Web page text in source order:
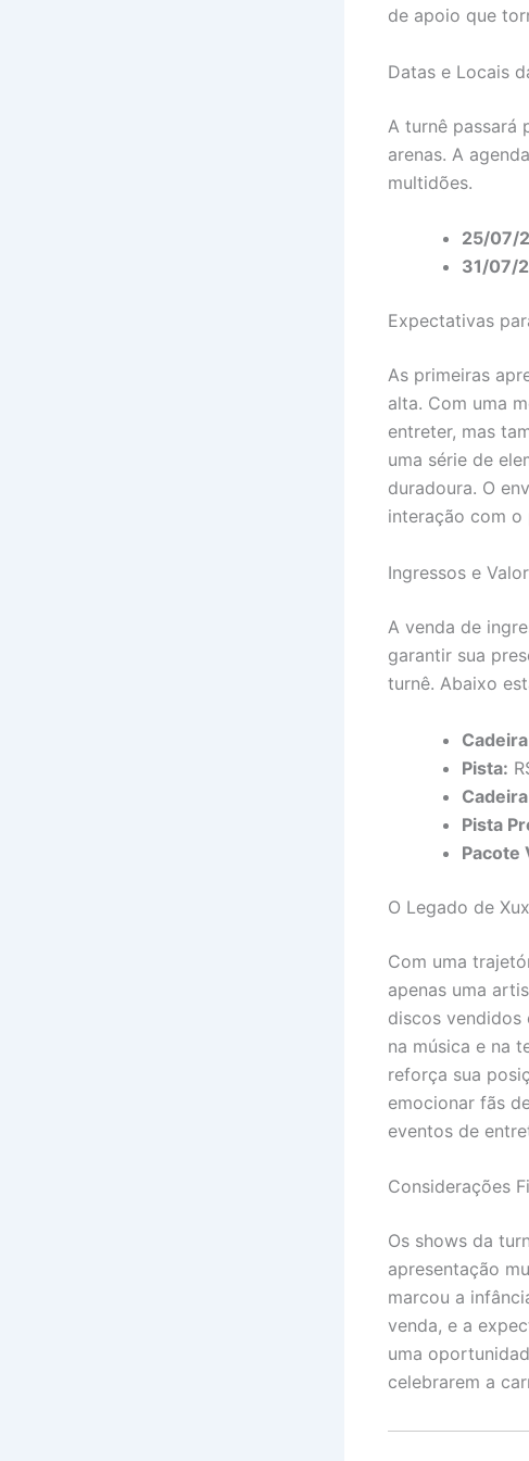
de apoio que
Datas e Locais
A turnê passará
arenas. A
multidões.
25/07/
31/07/
Expectativas
As primeiras
alta. Com uma
entreter, mas
uma série de
duradoura. O
interação com o
Ingressos e
A venda de
garantir sua
turnê. Abaixo
Pista:
Pista
Pacote
O Legado de
Com uma
apenas uma
discos vendidos
na música e na
reforça sua
emocionar fãs
eventos de
Considerações
Os shows da
apresentação
marcou a
venda, e a
uma
celebrarem a